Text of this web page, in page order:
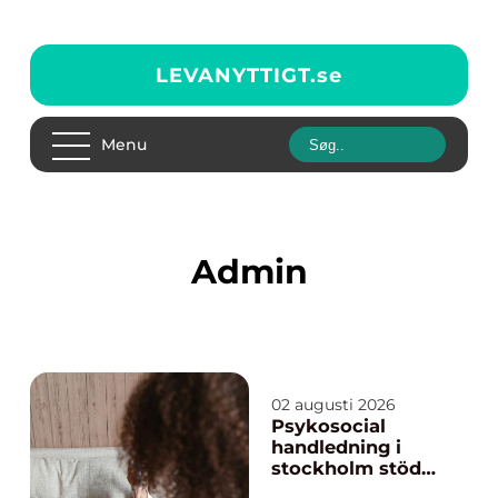
LEVANYTTIGT.se
Menu
admin
02 augusti 2026
Psykosocial
handledning i
stockholm stöd